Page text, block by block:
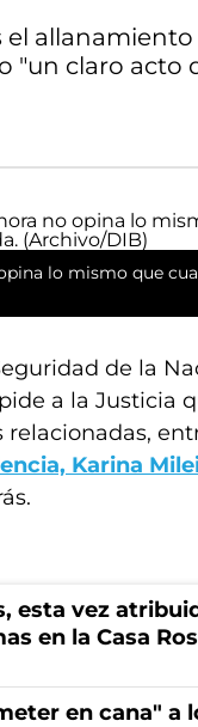
el
"un claro acto
lo mismo que
de la
a la Justicia
Karina
esta vez
en la Casa
en cana" a